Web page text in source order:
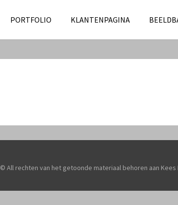
PORTFOLIO KLANTENPAGINA
© All rechten van het getoonde materiaal behoren aan